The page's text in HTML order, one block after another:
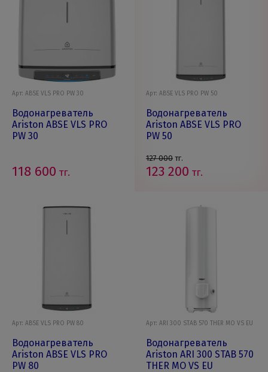
Арт: ABSE VLS PRO PW 30
Водонагреватель
Ariston ABSE VLS PRO
PW 30
118 600 тг.
Арт: ABSE VLS PRO PW 50
Водонагреватель
Ariston ABSE VLS PRO
PW 50
127 000 тг.
123 200 тг.
Арт: ABSE VLS PRO PW 80
Водонагреватель
Ariston ABSE VLS PRO
PW 80
Арт: ARI 300 STAB 570 THER MO VS EU
Водонагреватель
Ariston ARI 300 STAB 570
THER MO VS EU